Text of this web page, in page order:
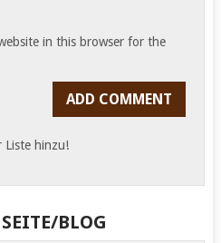
in this browser for the
Liste hinzu!
BLOG